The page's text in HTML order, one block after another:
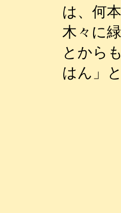
は、何
木々に
とから
はん」